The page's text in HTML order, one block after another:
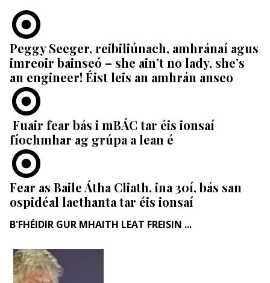
Peggy Seeger, reibiliúnach, amhránaí agus
imreoir bainseó – she ain’t no lady, she’s
an engineer! Éist leis an amhrán anseo
Fuair fear bás i mBÁC tar éis ionsaí
fíochmhar ag grúpa a lean é
Fear as Baile Átha Cliath, ina 30í, bás san
ospidéal laethanta tar éis ionsaí
B'FHÉIDIR GUR MHAITH LEAT FREISIN ...